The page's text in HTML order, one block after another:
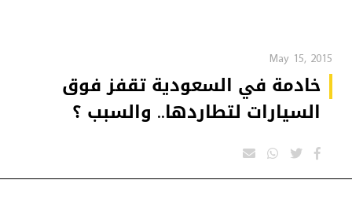
May 15, 2015
خادمة في السعودية تقفز فوق
السيارات لتطاردها.. والسبب ؟